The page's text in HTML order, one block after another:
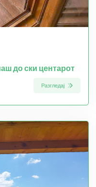
до ски центарот
Разгледај